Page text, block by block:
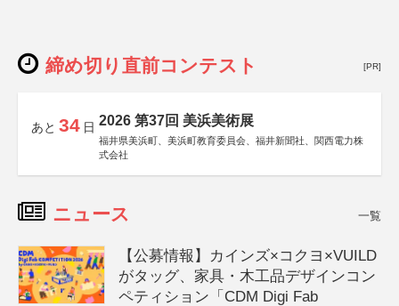
締め切り直前コンテスト [PR]
あと 34 日 2026 第37回 美浜美術展
福井県美浜町、美浜町教育委員会、福井新聞社、関西電力株
式会社
ニュース 一覧
【公募情報】カインズ×コクヨ×VUILD
がタッグ、家具・木工品デザインコン
ペティション「CDM Digi Fab